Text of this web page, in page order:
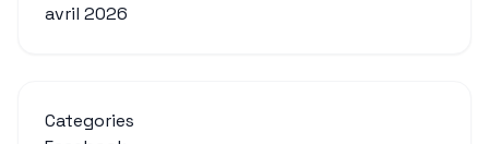
avril 2026
Categories